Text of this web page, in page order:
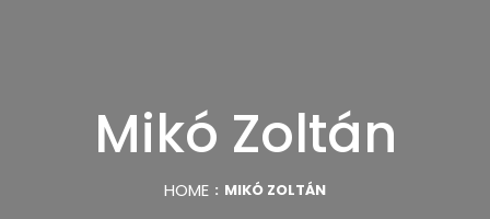
Mikó Zoltán
HOME MIKÓ ZOLTÁN